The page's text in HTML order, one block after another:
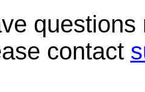
contact